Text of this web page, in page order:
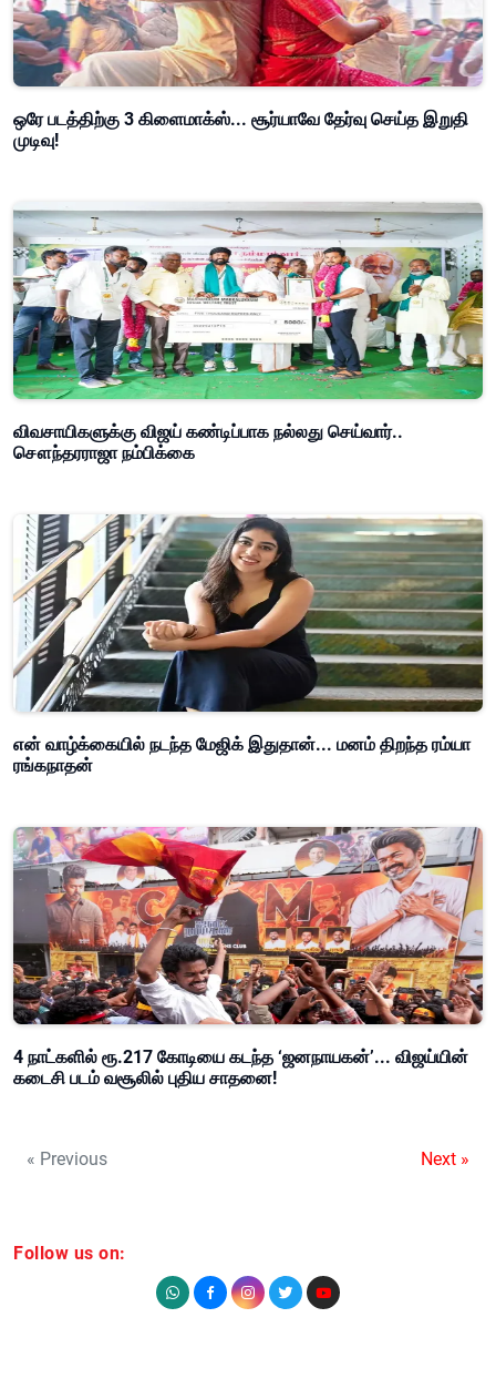
ஒரே படத்திற்கு 3 கிளைமாக்ஸ்... சூர்யாவே தேர்வு செய்த இறுதி
முடிவு!
விவசாயிகளுக்கு விஜய் கண்டிப்பாக நல்லது செய்வார்..
சௌந்தரராஜா நம்பிக்கை
என் வாழ்க்கையில் நடந்த மேஜிக் இதுதான்... மனம் திறந்த ரம்யா
ரங்கநாதன்
4 நாட்களில் ரூ.217 கோடியை கடந்த ‘ஜனநாயகன்’... விஜய்யின்
கடைசி படம் வசூலில் புதிய சாதனை!
« Previous Next »
Follow us on: